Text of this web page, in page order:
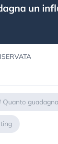
un
Quanto guadagna